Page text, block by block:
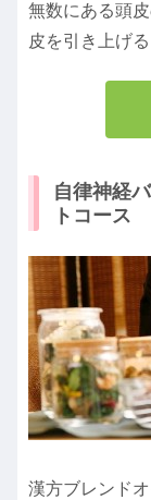
無数にある頭
皮を引き上げ
自律神経
トコース
漢方ブレンド